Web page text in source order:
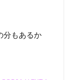
分もあるか